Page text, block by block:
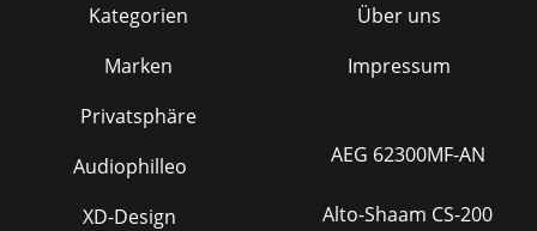
Kategorien
Marken
Privatsphäre
Über uns
Impressum
Audiophilleo
XD-Design
AEG 62300MF-AN
Alto-Shaam CS-200